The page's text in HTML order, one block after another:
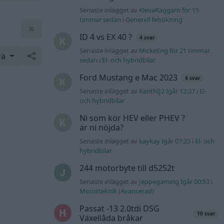
Senaste inlägget av KlevaRaggarn för 15
timmar sedan i Generell felsökning
ID 4 vs EX 40 ? 4 svar
Senaste inlägget av MickeEng för 21 timmar
sedan i El- och hybridbilar
Ford Mustang e Mac 2023 4 svar
Senaste inlägget av KenthIJ2 Igår 12:37 i El-
och hybridbilar
Ni som kör HEV eller PHEV ?
är ni nöjda?
Senaste inlägget av kaykay Igår 07:23 i El- och
hybridbilar
244 motorbyte till d5252t
Senaste inlägget av Jeppegaming Igår 00:53 i
Motorteknik (Avancerad)
Passat -13 2.0tdi DSG
Växellåda bråkar
10 svar